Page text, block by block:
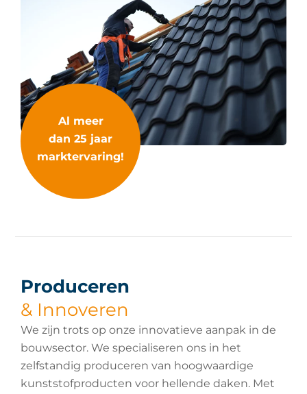
Al meer
dan 25 jaar
marktervaring!
Produceren
& Innoveren
We zijn trots op onze innovatieve aanpak in de
bouwsector. We specialiseren ons in het
zelfstandig produceren van hoogwaardige
kunststofproducten voor hellende daken. Met